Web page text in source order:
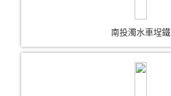
南投濁水車埕鐵